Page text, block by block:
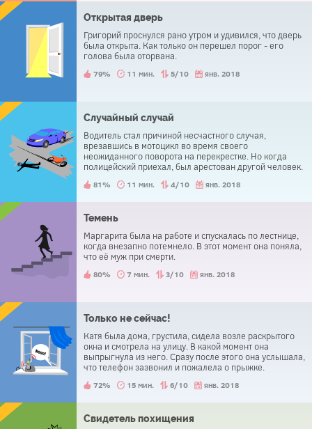
Открытая дверь
Григорий проснулся рано утром и удивился, что дверь
была открыта. Как только он перешел порог - его
голова была оторвана.
79% 11 мин. 5/10 янв. 2018
Случайный случай
Водитель стал причиной несчастного случая,
врезавшись в мотоцикл во время своего
неожиданного поворота на перекрестке. Но когда
полицейский приехал, был арестован другой человек.
81% 11 мин. 4/10 янв. 2018
Темень
Маргарита была на работе и спускалась по лестнице,
когда внезапно потемнело. В этот момент она поняла,
что её муж при смерти.
80% 7 мин. 3/10 янв. 2018
Только не сейчас!
Катя была дома, грустила, сидела возле раскрытого
окна и смотрела на улицу. В какой момент она
выпрыгнула из него. Сразу после этого она услышала,
что телефон зазвонил и пожалела о прыжке.
72% 15 мин. 6/10 янв. 2018
Свидетель похищения